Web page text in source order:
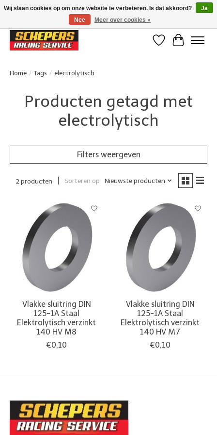
Klanten beoordelen ons met een 4,8/5 op Google reviews
Verlanglijst
Home / Tags / electrolytisch
Producten getagd met
electrolytisch
Filters weergeven
2 producten Sorteren op Nieuwste producten
Vlakke sluitring DIN
125-1A Staal
Elektrolytisch verzinkt
140 HV M8
€0,10
Vlakke sluitring DIN
125-1A Staal
Elektrolytisch verzinkt
140 HV M7
€0,10
Wij slaan cookies op om onze website te verbeteren. Is dat akkoord?
Ja
Nee
Meer over cookies »